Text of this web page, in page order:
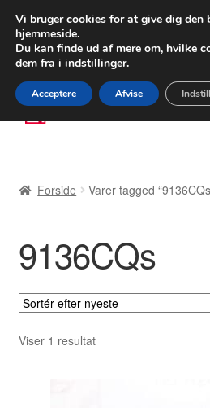
LEVERING
FEDEX
80 82 72 02
Spring
til
Spring
til
Betalinger
Kasse
Klage
Klageprocedure
Forside Varer tagged
9136CQs
Viser 1 resultat
Vi bruger cookies for at give dig den
hjemmeside.
Du kan finde ud af mere om, hvilke
dem fra i indstillinger.
Acceptere Afvise